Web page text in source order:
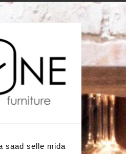
saad selle mida